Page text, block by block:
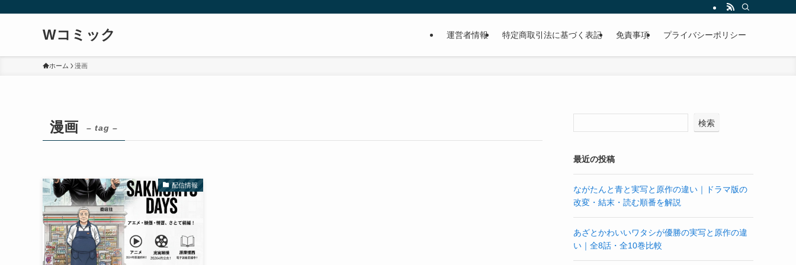
Wコミック 運営者情報 特定商取引法に基づく表記 免責事項 プライバシーポリシー
ホーム 漫画
漫画 – tag –
配信情報
検索
最近の投稿
ながたんと青と実写と原作の違い｜ドラマ版の
改変・結末・読む順番を解説
あざとかわいいワタシが優勝の実写と原作の違
い｜全8話・全10巻比較